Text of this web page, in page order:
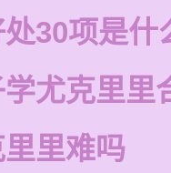
30项是什
尤克里里
里里难吗